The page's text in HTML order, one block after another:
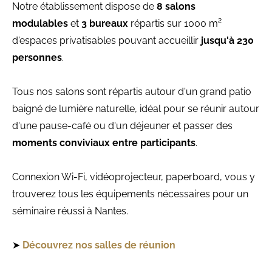
Notre établissement dispose de 8 salons
modulables et 3 bureaux répartis sur 1000 m²
d'espaces privatisables pouvant accueillir jusqu'à 230
personnes.
Tous nos salons sont répartis autour d'un grand patio
baigné de lumière naturelle, idéal pour se réunir autour
d'une pause-café ou d'un déjeuner et passer des
moments conviviaux entre participants.
Connexion Wi-Fi, vidéoprojecteur, paperboard, vous y
trouverez tous les équipements nécessaires pour un
séminaire réussi à Nantes.
➤ Découvrez nos salles de réunion